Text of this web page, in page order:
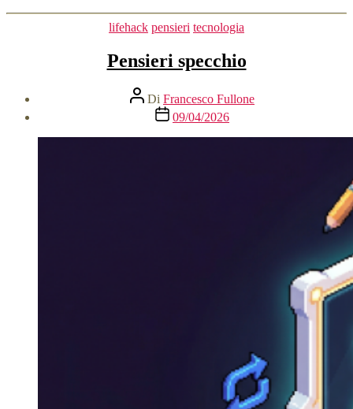
Categorie
lifehack pensieri tecnologia
Pensieri specchio
Autore
articolo
Di Francesco Fullone
Data
dell'articolo
09/04/2026